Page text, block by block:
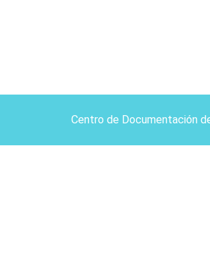
Centro de Documentación